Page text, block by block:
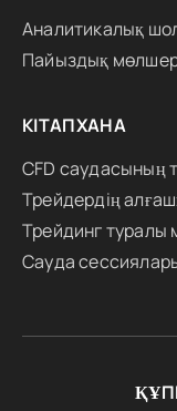
Аналитикалық
Пайыздық
КІТАПХАНА
CFD саудасының
Трейдердің
Трейдинг туралы
Сауда